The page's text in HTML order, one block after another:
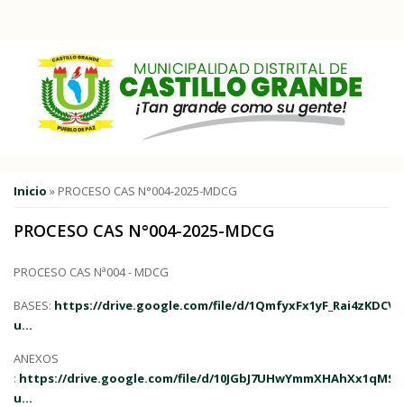
Pasar al contenido principal
Usted está aquí
Inicio » PROCESO CAS N°004-2025-MDCG
PROCESO CAS N°004-2025-MDCG
PROCESO CAS Nª004 - MDCG
BASES: https://drive.google.com/file/d/
u...
ANEXOS
: https://drive.google.com/file/d/
u...